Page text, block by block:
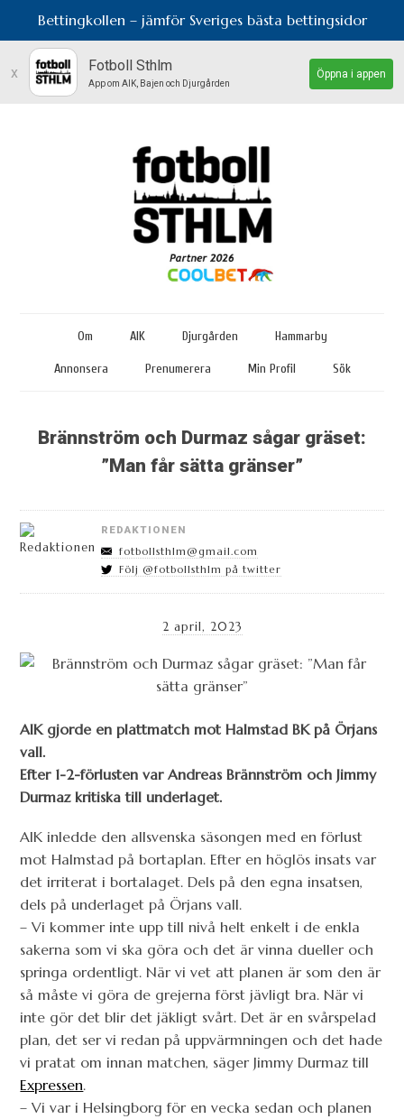
Bettingkollen – jämför Sveriges bästa bettingsidor
x Fotboll Sthlm
App om AIK, Bajen och Djurgården
Öppna i appen
Om AIK Djurgården Hammarby
Annonsera Prenumerera Min Profil Sök
Brännström och Durmaz sågar gräset:
”Man får sätta gränser”
REDAKTIONEN
fotbollsthlm@gmail.com
Följ @fotbollsthlm på twitter
2 april, 2023
AIK gjorde en plattmatch mot Halmstad BK på Örjans
vall.
Efter 1-2-förlusten var Andreas Brännström och Jimmy
Durmaz kritiska till underlaget.
AIK inledde den allsvenska säsongen med en förlust
mot Halmstad på bortaplan. Efter en höglös insats var
det irriterat i bortalaget. Dels på den egna insatsen,
dels på underlaget på Örjans vall.
– Vi kommer inte upp till nivå helt enkelt i de enkla
sakerna som vi ska göra och det är vinna dueller och
springa ordentligt. När vi vet att planen är som den är
så måste vi göra de grejerna först jävligt bra. När vi
inte gör det blir det jäkligt svårt. Det är en svårspelad
plan, det ser vi redan på uppvärmningen och det hade
vi pratat om innan matchen, säger Jimmy Durmaz till
Expressen.
– Vi var i Helsingborg för en vecka sedan och planen